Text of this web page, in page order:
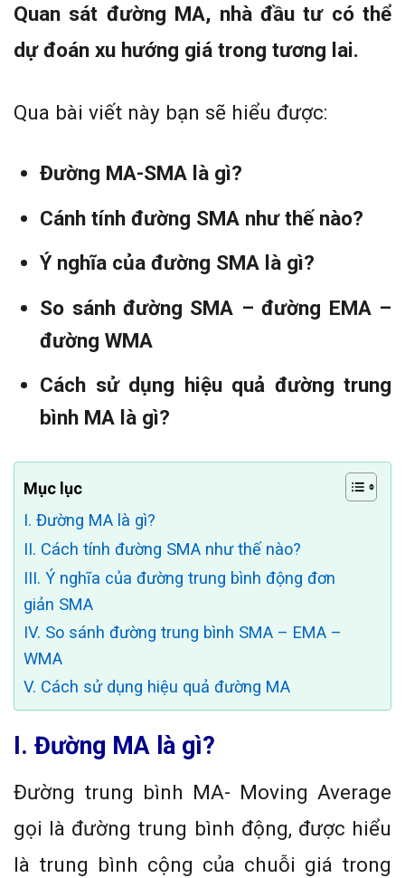
Quan sát đường MA, nhà đầu tư có thể
dự đoán xu hướng giá trong tương lai.
Qua bài viết này bạn sẽ hiểu được:
Đường MA-SMA là gì?
Cánh tính đường SMA như thế nào?
Ý nghĩa của đường SMA là gì?
So sánh đường SMA – đường EMA –
đường WMA
Cách sử dụng hiệu quả đường trung
bình MA là gì?
Mục lục
I. Đường MA là gì?
II. Cách tính đường SMA như thế nào?
III. Ý nghĩa của đường trung bình động đơn
giản SMA
IV. So sánh đường trung bình SMA – EMA –
WMA
V. Cách sử dụng hiệu quả đường MA
I. Đường MA là gì?
Đường trung bình MA- Moving Average
gọi là đường trung bình động, được hiểu
là trung bình cộng của chuỗi giá trong